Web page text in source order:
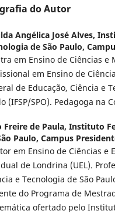
do Autor
Angélica José Alves,
de São Paulo,
em Ensino de Ciências
em Ensino de
de Educação, Ciência e
(IFSP/SPO). Pedagoga na
Freire de Paula, Instituto
Paulo, Campus
em Ensino de Ciências e
de Londrina (UEL).
e Tecnologia de São
do Programa de
ofertado pelo